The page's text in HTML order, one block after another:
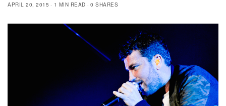
APRIL 20, 2015
1 MIN READ 0 SHARES